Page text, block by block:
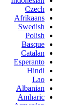
Czech
Afrikaans
Swedish
Polish
Basque
Catalan
Esperanto
Hindi
Lao
Albanian
Amharic